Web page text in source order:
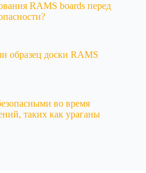
RAMS boards перед
образец доски RAMS
во время
таких как ураганы